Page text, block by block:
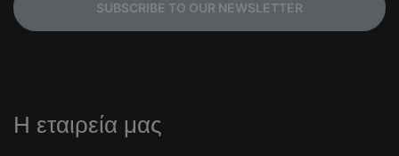
SUBSCRIBE TO OUR NEWSLETTER
Η εταιρεία μας